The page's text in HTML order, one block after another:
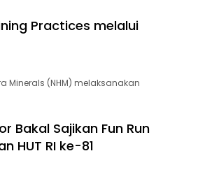
Practices melalui
Minerals (NHM) melaksanakan
Bakal Sajikan Fun Run
HUT RI ke-81